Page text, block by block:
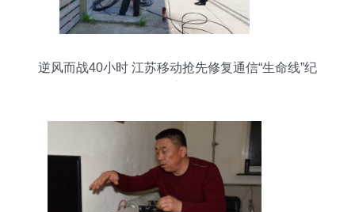
逆风而战40小时 江苏移动抢先修复通信“生命线”纪